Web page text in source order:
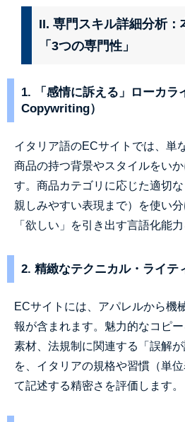
II. 専門スキル詳細分析：
「3つの専門性」
1. 「感情に訴える」ローカ
Copywriting）
イタリア語のECサイトでは、単
商品の持つ背景やスタイルをい
す。商品カテゴリに応じた適切
親しみやすい表現まで）を使い
「欲しい」を引き出す言語化能力
2. 精緻なテクニカル・ライテ
ECサイトには、アパレルから機
報が含まれます。魅力的なコピー
素材、法規制に関連する「誤解が
を、イタリアの規格や習慣（単
て記述する精密さを評価します。